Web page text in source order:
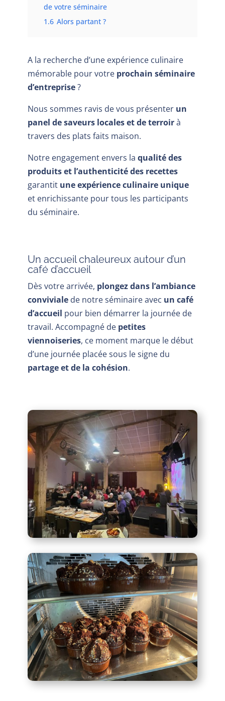
de votre séminaire
1.6 Alors partant ?
A la recherche d’une expérience culinaire
mémorable pour votre prochain séminaire
d’entreprise?
Nous sommes ravis de vous présenter un
panel de saveurs locales et de terroirà
travers des plats faits maison.
Notre engagement envers la qualité des
produits et l’authenticité des recettes
garantit une expérience culinaire unique
et enrichissante pour tous les participants
du séminaire.
Un accueil chaleureux autour d’un
café d’accueil
Dès votre arrivée, plongez dans l’ambiance
convivialede notre séminaire avec un café
d’accueil pour bien démarrer la journée de
travail. Accompagné de petites
viennoiseries, ce moment marque le début
d’une journée placée sous le signe du
partage et de la cohésion.